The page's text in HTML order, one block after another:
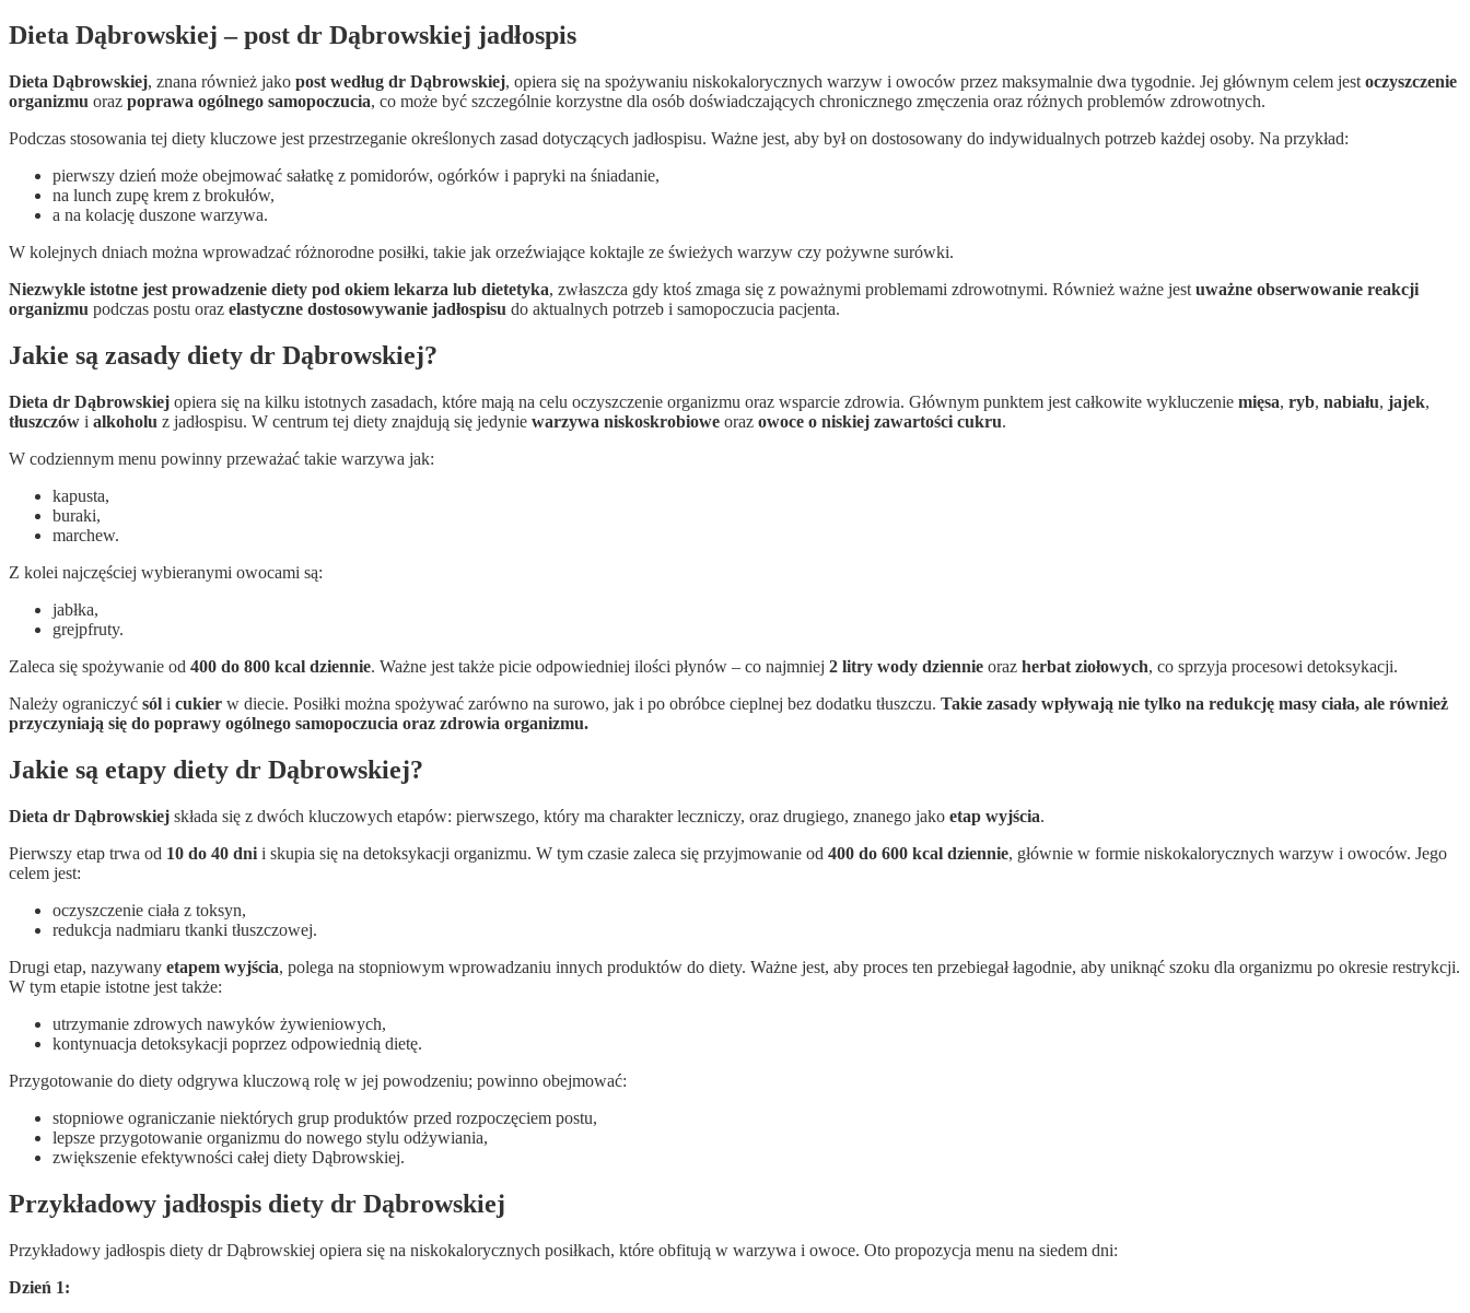
Dieta Dąbrowskiej – post dr Dąbrowskiej jadłospis
Dieta Dąbrowskiej, znana również jako post według dr Dąbrowskiej, opiera się na spożywaniu niskokalorycznych warzyw i owoców przez maksymalnie dwa tygodnie. Jej głównym celem jest oczyszczenie
organizmu oraz poprawa ogólnego samopoczucia, co może być szczególnie korzystne dla osób doświadczających chronicznego zmęczenia oraz różnych problemów zdrowotnych.
Podczas stosowania tej diety kluczowe jest przestrzeganie określonych zasad dotyczących jadłospisu. Ważne jest, aby był on dostosowany do indywidualnych potrzeb każdej osoby. Na przykład:
pierwszy dzień może obejmować sałatkę z pomidorów, ogórków i papryki na śniadanie,
na lunch zupę krem z brokułów,
a na kolację duszone warzywa.
W kolejnych dniach można wprowadzać różnorodne posiłki, takie jak orzeźwiające koktajle ze świeżych warzyw czy pożywne surówki.
Niezwykle istotne jest prowadzenie diety pod okiem lekarza lub dietetyka, zwłaszcza gdy ktoś zmaga się z poważnymi problemami zdrowotnymi. Również ważne jest uważne obserwowanie reakcji
organizmu podczas postu oraz elastyczne dostosowywanie jadłospisu do aktualnych potrzeb i samopoczucia pacjenta.
Jakie są zasady diety dr Dąbrowskiej?
Dieta dr Dąbrowskiej opiera się na kilku istotnych zasadach, które mają na celu oczyszczenie organizmu oraz wsparcie zdrowia. Głównym punktem jest całkowite wykluczenie mięsa, ryb, nabiału, jajek,
tłuszczów i alkoholu z jadłospisu. W centrum tej diety znajdują się jedynie warzywa niskoskrobiowe oraz owoce o niskiej zawartości cukru.
W codziennym menu powinny przeważać takie warzywa jak:
kapusta,
buraki,
marchew.
Z kolei najczęściej wybieranymi owocami są:
jabłka,
grejpfruty.
Zaleca się spożywanie od 400 do 800 kcal dziennie. Ważne jest także picie odpowiedniej ilości płynów – co najmniej 2 litry wody dziennie oraz herbat ziołowych, co sprzyja procesowi detoksykacji.
Należy ograniczyć sól i cukier w diecie. Posiłki można spożywać zarówno na surowo, jak i po obróbce cieplnej bez dodatku tłuszczu. Takie zasady wpływają nie tylko na redukcję masy ciała, ale również
przyczyniają się do poprawy ogólnego samopoczucia oraz zdrowia organizmu.
Jakie są etapy diety dr Dąbrowskiej?
Dieta dr Dąbrowskiej składa się z dwóch kluczowych etapów: pierwszego, który ma charakter leczniczy, oraz drugiego, znanego jako etap wyjścia.
Pierwszy etap trwa od 10 do 40 dni i skupia się na detoksykacji organizmu. W tym czasie zaleca się przyjmowanie od 400 do 600 kcal dziennie, głównie w formie niskokalorycznych warzyw i owoców. Jego
celem jest:
oczyszczenie ciała z toksyn,
redukcja nadmiaru tkanki tłuszczowej.
Drugi etap, nazywany etapem wyjścia, polega na stopniowym wprowadzaniu innych produktów do diety. Ważne jest, aby proces ten przebiegał łagodnie, aby uniknąć szoku dla organizmu po okresie restrykcji.
W tym etapie istotne jest także:
utrzymanie zdrowych nawyków żywieniowych,
kontynuacja detoksykacji poprzez odpowiednią dietę.
Przygotowanie do diety odgrywa kluczową rolę w jej powodzeniu; powinno obejmować:
stopniowe ograniczanie niektórych grup produktów przed rozpoczęciem postu,
lepsze przygotowanie organizmu do nowego stylu odżywiania,
zwiększenie efektywności całej diety Dąbrowskiej.
Przykładowy jadłospis diety dr Dąbrowskiej
Przykładowy jadłospis diety dr Dąbrowskiej opiera się na niskokalorycznych posiłkach, które obfitują w warzywa i owoce. Oto propozycja menu na siedem dni:
Dzień 1: